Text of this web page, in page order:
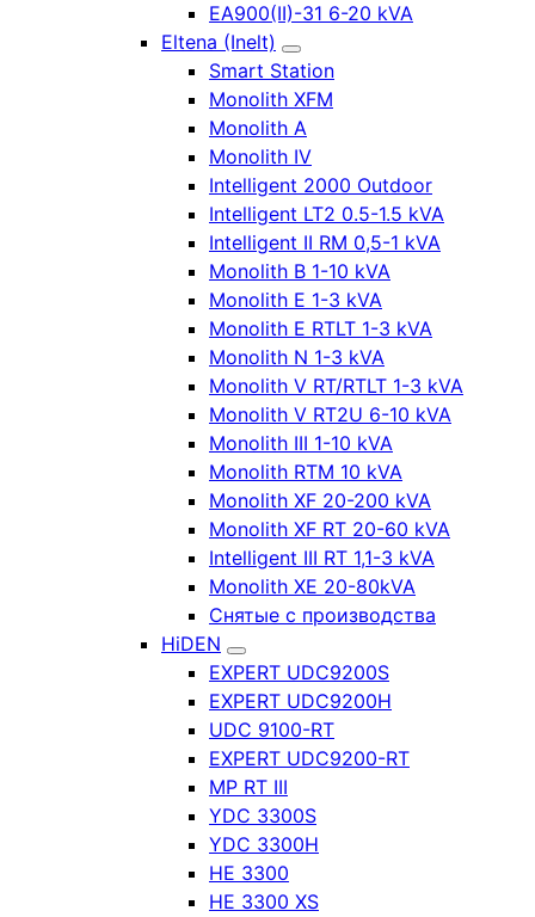
EA900(II)-31 6-20 kVA
Eltena (Inelt)
Smart Station
Monolith XFM
Monolith A
Monolith IV
Intelligent 2000 Outdoor
Intelligent LT2 0.5-1.5 kVA
Intelligent II RM 0,5-1 kVA
Monolith B 1-10 kVA
Monolith E 1-3 kVA
Monolith E RTLT 1-3 kVA
Monolith N 1-3 kVA
Monolith V RT/RTLT 1-3 kVA
Monolith V RT2U 6-10 kVA
Monolith III 1-10 kVA
Monolith RTM 10 kVA
Monolith XF 20-200 kVA
Monolith XF RT 20-60 kVA
Intelligent III RT 1,1-3 kVA
Monolith XE 20-80kVA
Снятые с производства
HiDEN
EXPERT UDC9200S
EXPERT UDC9200H
UDC 9100-RT
EXPERT UDC9200-RT
MP RT III
YDC 3300S
YDC 3300H
HE 3300
HE 3300 XS